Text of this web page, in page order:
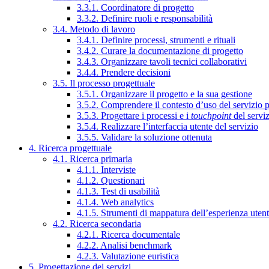
3.3.1. Coordinatore di progetto
3.3.2. Definire ruoli e responsabilità
3.4. Metodo di lavoro
3.4.1. Definire processi, strumenti e rituali
3.4.2. Curare la documentazione di progetto
3.4.3. Organizzare tavoli tecnici collaborativi
3.4.4. Prendere decisioni
3.5. Il processo progettuale
3.5.1. Organizzare il progetto e la sua gestione
3.5.2. Comprendere il contesto d’uso del servizio
3.5.3. Progettare i processi e i touchpointdel
3.5.4. Realizzare l’interfaccia utente del servizio
3.5.5. Validare la soluzione ottenuta
4. Ricerca progettuale
4.1. Ricerca primaria
4.1.1. Interviste
4.1.2. Questionari
4.1.3. Test di usabilità
4.1.4. Web analytics
4.1.5. Strumenti di mappatura dell’esperienza
4.2. Ricerca secondaria
4.2.1. Ricerca documentale
4.2.2. Analisi benchmark
4.2.3. Valutazione euristica
5. Progettazione dei servizi